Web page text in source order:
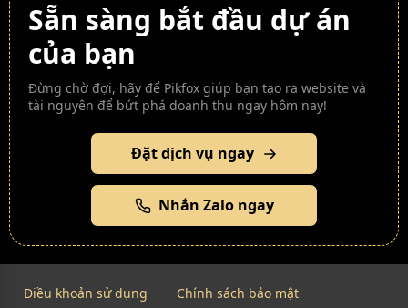
Sẵn sàng bắt đầu dự án
của bạn
Đừng chờ đợi, hãy để Pikfox giúp bạn tạo ra website và
tài nguyên để bứt phá doanh thu ngay hôm nay!
Đặt dịch vụ ngay
Nhắn Zalo ngay
Điều khoản sử dụng Chính sách bảo mật